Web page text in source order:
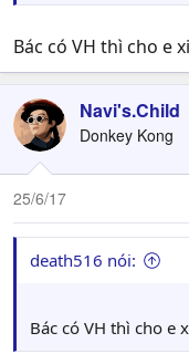
Bác có VH thì cho e
Navi's.Child
Donkey Kong
25/6/17
death516 nói:
Bác có VH thì cho e